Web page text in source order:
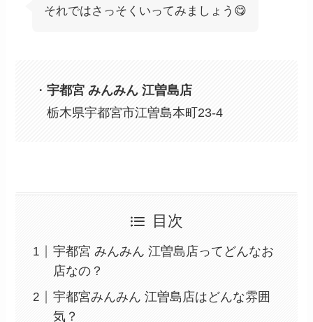
それではさっそくいってみましょう😋
・宇都宮 みんみん 江曽島店
栃木県宇都宮市江曽島本町23-4
目次
宇都宮 みんみん 江曽島店ってどんなお
店なの？
宇都宮みんみん 江曽島店はどんな雰囲
気？